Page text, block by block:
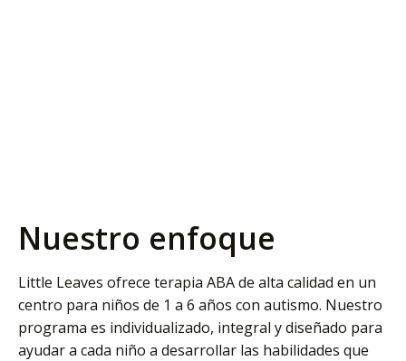
Nuestro enfoque
Little Leaves ofrece terapia ABA de alta calidad en un
centro para niños de 1 a 6 años con autismo. Nuestro
programa es individualizado, integral y diseñado para
ayudar a cada niño a desarrollar las habilidades que